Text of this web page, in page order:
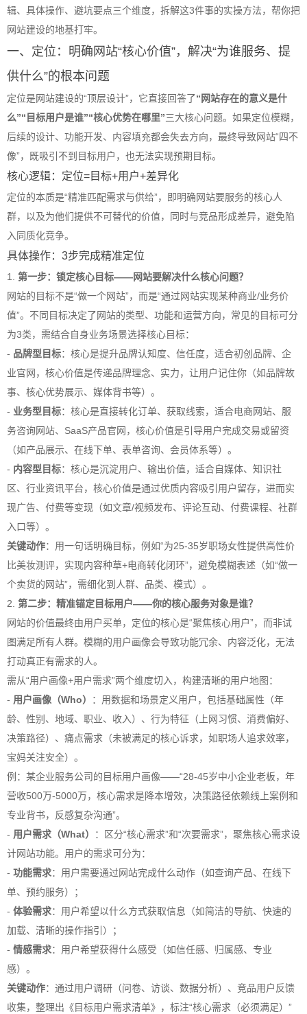
辑、具体操作、避坑要点三个维度，拆解这3件事的实操方法，帮你把
网站建设的地基打牢。
一、定位：明确网站“核心价值”，解决“为谁服务、提
供什么”的根本问题
定位是网站建设的“顶层设计”，它直接回答了“网站存在的意义是什
么”“目标用户是谁”“核心优势在哪里”三大核心问题。如果定位模糊，
后续的设计、功能开发、内容填充都会失去方向，最终导致网站“四不
像”，既吸引不到目标用户，也无法实现预期目标。
核心逻辑：定位=目标+用户+差异化
定位的本质是“精准匹配需求与供给”，即明确网站要服务的核心人
群，以及为他们提供不可替代的价值，同时与竞品形成差异，避免陷
入同质化竞争。
具体操作：3步完成精准定位
1. 第一步：锁定核心目标——网站要解决什么核心问题？
网站的目标不是“做一个网站”，而是“通过网站实现某种商业/业务价
值”。不同目标决定了网站的类型、功能和运营方向，常见的目标可分
为3类，需结合自身业务场景选择核心目标：
- 品牌型目标：核心是提升品牌认知度、信任度，适合初创品牌、企
业官网，核心价值是传递品牌理念、实力，让用户记住你（如品牌故
事、核心优势展示、媒体背书等）。
- 业务型目标：核心是直接转化订单、获取线索，适合电商网站、服
务咨询网站、SaaS产品官网，核心价值是引导用户完成交易或留资
（如产品展示、在线下单、表单咨询、会员体系等）。
- 内容型目标：核心是沉淀用户、输出价值，适合自媒体、知识社
区、行业资讯平台，核心价值是通过优质内容吸引用户留存，进而实
现广告、付费等变现（如文章/视频发布、评论互动、付费课程、社群
入口等）。
关键动作：用一句话明确目标，例如“为25-35岁职场女性提供高性价
比美妆测评，实现内容种草+电商转化闭环”，避免模糊表述（如“做一
个卖货的网站”，需细化到人群、品类、模式）。
2. 第二步：精准锚定目标用户——你的核心服务对象是谁？
网站的价值最终由用户买单，定位的核心是“聚焦核心用户”，而非试
图满足所有人群。模糊的用户画像会导致功能冗余、内容泛化，无法
打动真正有需求的人。
需从“用户画像+用户需求”两个维度切入，构建清晰的用户地图：
- 用户画像（Who）
：用数据和场景定义用户，包括基础属性（年
龄、性别、地域、职业、收入）、行为特征（上网习惯、消费偏好、
决策路径）、痛点需求（未被满足的核心诉求，如职场人追求效率，
宝妈关注安全）。
例：某企业服务公司的目标用户画像——“28-45岁中小企业老板，年
营收500万-5000万，核心需求是降本增效，决策路径依赖线上案例和
专业背书，反感复杂沟通”。
- 用户需求（What）
：区分“核心需求”和“次要需求”，聚焦核心需求设
计网站功能。用户的需求可分为：
- 功能需求：用户需要通过网站完成什么动作（如查询产品、在线下
单、预约服务）；
- 体验需求：用户希望以什么方式获取信息（如简洁的导航、快速的
加载、清晰的操作指引）；
- 情感需求：用户希望获得什么感受（如信任感、归属感、专业
感）。
关键动作：通过用户调研（问卷、访谈、数据分析）、竞品用户反馈
收集，整理出《目标用户需求清单》，标注“核心需求（必须满足）”